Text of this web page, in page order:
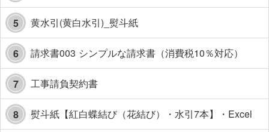
5 黄水引(黄白水引)_熨斗紙
6 請求書003 シンプルな請求書（消費税10％対応）
7 工事請負契約書
8 熨斗紙【紅白蝶結び（花結び）・水引7本】・Excel